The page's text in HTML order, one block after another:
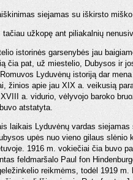
siejamas su iškirsto
tačiau užkopę ant piliakalnių
istorinės garsenybės jau
čia pat, už miestelio, Dubysos ir
Lyduvėnų istoriją dar
žinios apie jau XIX a. veikusią
XVIII a. vidurio, vėlyvojo baroko
atstatyta.
laikais Lyduvėnų vardas
upės nuo vieno gilaus
1916 m. vokiečiai čia buvo
feldmaršalo Paul fon
reikmėms, todėl 1919